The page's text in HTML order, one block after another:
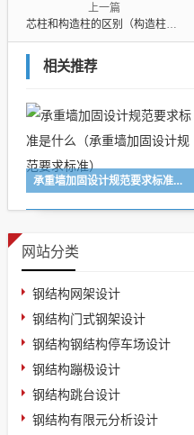
上一篇
芯柱和构造柱的区别（构造柱和砌墙的顺序）
相关推荐
承重墙加固设计规范要求标准是什么（承重墙加固设计规范要求标准）
网站分类
钢结构网架设计
钢结构门式钢架设计
钢结构钢结构停车场设计
钢结构蹦极设计
钢结构跳台设计
钢结构有限元分析设计